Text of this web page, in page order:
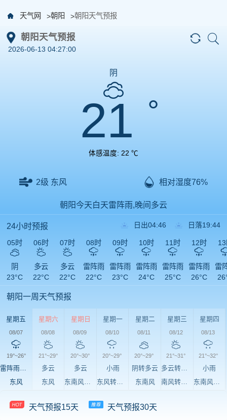
天气网 朝阳 朝阳天气预报
朝阳天气预报
2026-06-13 04:27:00
阴
21°
体感温度: 22 ℃
2级 东风 相对湿度76%
朝阳今天白天雷阵雨,晚间多云
24小时预报 日出04:46 日落19:44
05时
阴
23°C
06时
多云
22°C
07时
多云
22°C
08时
雷阵雨
22°C
09时
雷阵雨
23°C
10时
雷阵雨
24°C
11时
雷阵雨
25°C
12时
雷阵雨
26°C
雷
朝阳一周天气预报
星期五 星期六 星期日 星期一 星期二 星期三 星期四
08/07
19°~26°
08/08
21°~29°
08/09
20°~30°
08/10
20°~29°
08/11
20°~29°
08/12
21°~31°
08/13
21°~32°
雷阵雨转多云 多云 多云 小雨 阴转多云 多云转雷阵雨
小雨
东风
东风 东南风转东风 东风转东南风 东南风 南风转西风 东南风转东北风
天气预报15天 天气预报30天